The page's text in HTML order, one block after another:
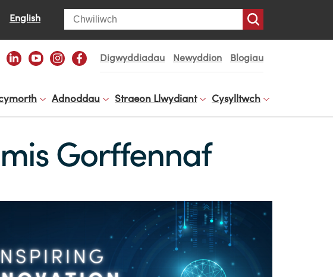
English Search
Digwyddiadau Newyddion Blogiau
Adnoddau Straeon Llwydiant Cysylltwch
Gorffennaf